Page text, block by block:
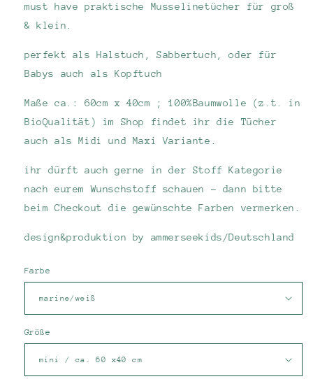
must have praktische Musselinetücher für groß
& klein.
perfekt als Halstuch, Sabbertuch, oder für
Babys auch als Kopftuch
Maße ca.: 60cm x 40cm ; 100%Baumwolle (z.t. in
BioQualität) im Shop findet ihr die Tücher
auch als Midi und Maxi Variante.
ihr dürft auch gerne in der Stoff Kategorie
nach eurem Wunschstoff schauen - dann bitte
beim Checkout die gewünschte Farben vermerken.
design&produktion by ammerseekids/Deutschland
Farbe
Größe